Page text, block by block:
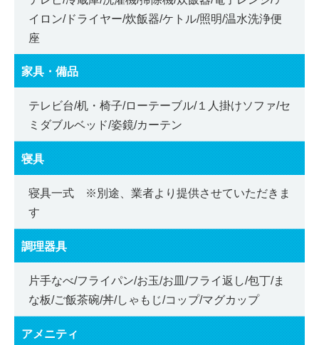
イロン/ドライヤー/炊飯器/ケトル/照明/温水洗浄便
座
家具・備品
テレビ台/机・椅子/ローテーブル/１人掛けソファ/セ
ミダブルベッド/姿鏡/カーテン
寝具
寝具一式 ※別途、業者より提供させていただきま
す
調理器具
片手なべ/フライパン/お玉/お皿/フライ返し/包丁/ま
な板/ご飯茶碗/丼/しゃもじ/コップ/マグカップ
アメニティ